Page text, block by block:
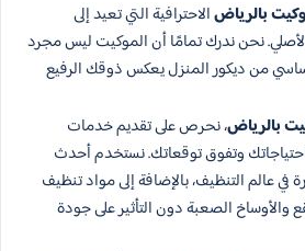
بالرياضالاحترافية التي تعيد إلى
نحن ندرك تمامًا أن الموكيت ليس مجرد
من ديكور المنزل يعكس ذوقك الرفيع
بالرياض، نحرص على تقديم خدمات
وتفوق توقعاتك. نستخدم أحدث
في عالم التنظيف، بالإضافة إلى مواد تنظيف
والأوساخ الصعبة دون التأثير على جودة